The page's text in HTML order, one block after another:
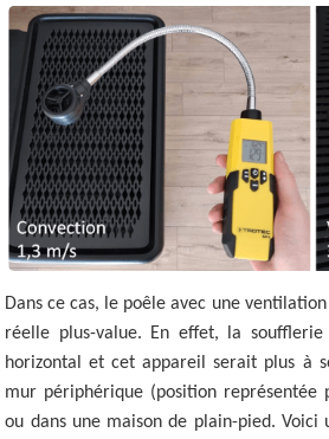
Dans ce cas, le poêle avec une
réelle plus-value. En effet, la
horizontal et cet appareil serait plus à
mur périphérique (position représentée
ou dans une maison de plain-pied. Voici